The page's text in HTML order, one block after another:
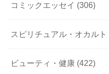
コミックエッセイ (306)
スピリチュアル・オカルト
ビューティ・健康 (422)